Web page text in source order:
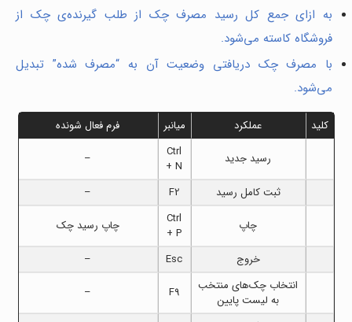
به ازای جمع کل رسید مصرف چک از طلب گیرنده‌ی چک از
فروشگاه کاسته می‌شود.
با مصرف چک دریافتی وضعیت آن به “مصرف شده” تبدیل
می‌شود.
کلید عملکرد میانبر
فرم فعال شونده
رسید جدید
Ctrl
+ N
–
ثبت کامل رسید F2
–
چاپ
Ctrl
+ P
چاپ رسید چک
خروج Esc
–
انتخاب چک‌های منتخب
به لیست پایین
F9
–